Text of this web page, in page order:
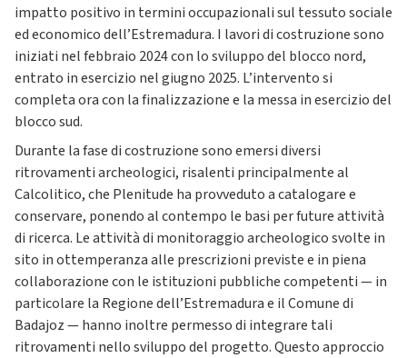
impatto positivo in termini occupazionali sul tessuto sociale
ed economico dell’Estremadura. I lavori di costruzione sono
iniziati nel febbraio 2024 con lo sviluppo del blocco nord,
entrato in esercizio nel giugno 2025. L’intervento si
completa ora con la finalizzazione e la messa in esercizio del
blocco sud.
Durante la fase di costruzione sono emersi diversi
ritrovamenti archeologici, risalenti principalmente al
Calcolitico, che Plenitude ha provveduto a catalogare e
conservare, ponendo al contempo le basi per future attività
di ricerca. Le attività di monitoraggio archeologico svolte in
sito in ottemperanza alle prescrizioni previste e in piena
collaborazione con le istituzioni pubbliche competenti — in
particolare la Regione dell’Estremadura e il Comune di
Badajoz — hanno inoltre permesso di integrare tali
ritrovamenti nello sviluppo del progetto. Questo approccio